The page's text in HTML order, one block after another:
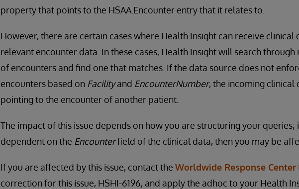
property that points to the HSAA.Encounter entry that it relates to.
However, there are certain cases where Health Insight can receive clinical
relevant encounter data. In these cases, Health Insight will search
of encounters and find one that matches. If the data source does not
encounters based on Facilityand EncounterNumber, the incoming clinical
pointing to the encounter of another patient.
The impact of this issue depends on how you are structuring your queries;
dependent on the Encounterfield of the clinical data, then you may be
If you are affected by this issue, contact the Worldwide Response Center
correction for this issue, HSHI-6196, and apply the adhoc to your Health